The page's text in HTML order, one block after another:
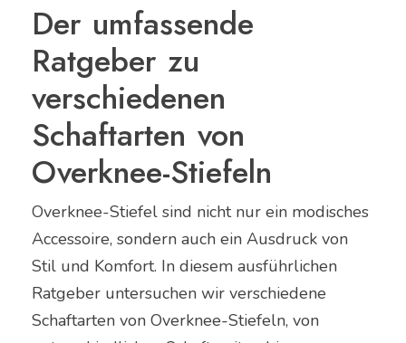
Der umfassende
Ratgeber zu
verschiedenen
Schaftarten von
Overknee-Stiefeln
Overknee-Stiefel sind nicht nur ein modisches
Accessoire, sondern auch ein Ausdruck von
Stil und Komfort. In diesem ausführlichen
Ratgeber untersuchen wir verschiedene
Schaftarten von Overknee-Stiefeln, von